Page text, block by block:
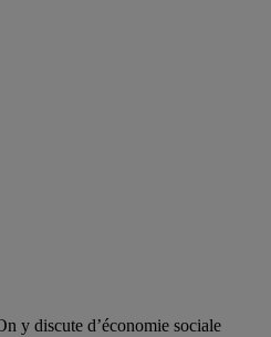
y discute d’économie sociale